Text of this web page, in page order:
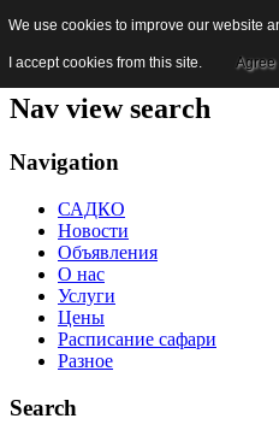
Skip to content
Jump to main navigation and
Nav view search
Navigation
САДКО
Новости
Объявления
О нас
Услуги
Цены
Расписание сафари
Разное
Search
We use cookies to improve our website
I accept cookies from this site. Agree